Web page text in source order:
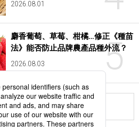
2026.08.01
5
麝香葡萄、草莓、柑橘…修正《種苗
法》能否防止品牌農產品種外流？
2026.08.03
更多